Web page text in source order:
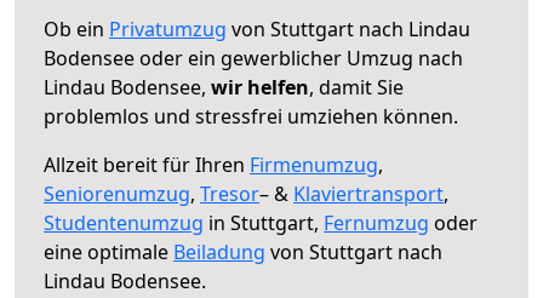
Ob ein Privatumzug von Stuttgart nach Lindau
Bodensee oder ein gewerblicher Umzug nach
Lindau Bodensee, wir helfen, damit Sie
problemlos und stressfrei umziehen können.
Allzeit bereit für Ihren Firmenumzug,
Seniorenumzug, Tresor– & Klaviertransport,
Studentenumzug in Stuttgart, Fernumzug oder
eine optimale Beiladung von Stuttgart nach
Lindau Bodensee.